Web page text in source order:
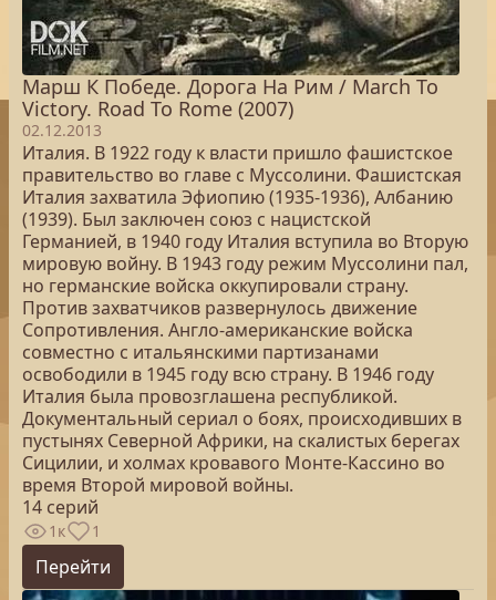
Марш К Победе. Дорога На Рим / March To
Victory. Road To Rome (2007)
02.12.2013
Италия. В 1922 году к власти пришло фашистское
правительство во главе с Муссолини. Фашистская
Италия захватила Эфиопию (1935-1936), Албанию
(1939). Был заключен союз с нацистской
Германией, в 1940 году Италия вступила во Вторую
мировую войну. В 1943 году режим Муссолини пал,
но германские войска оккупировали страну.
Против захватчиков развернулось движение
Сопротивления. Англо-американские войска
совместно с итальянскими партизанами
освободили в 1945 году всю страну. В 1946 году
Италия была провозглашена республикой.
Документальный сериал о боях, происходивших в
пустынях Северной Африки, на скалистых берегах
Сицилии, и холмах кровавого Монте-Кассино во
время Второй мировой войны.
14 серий
1к 1
Перейти